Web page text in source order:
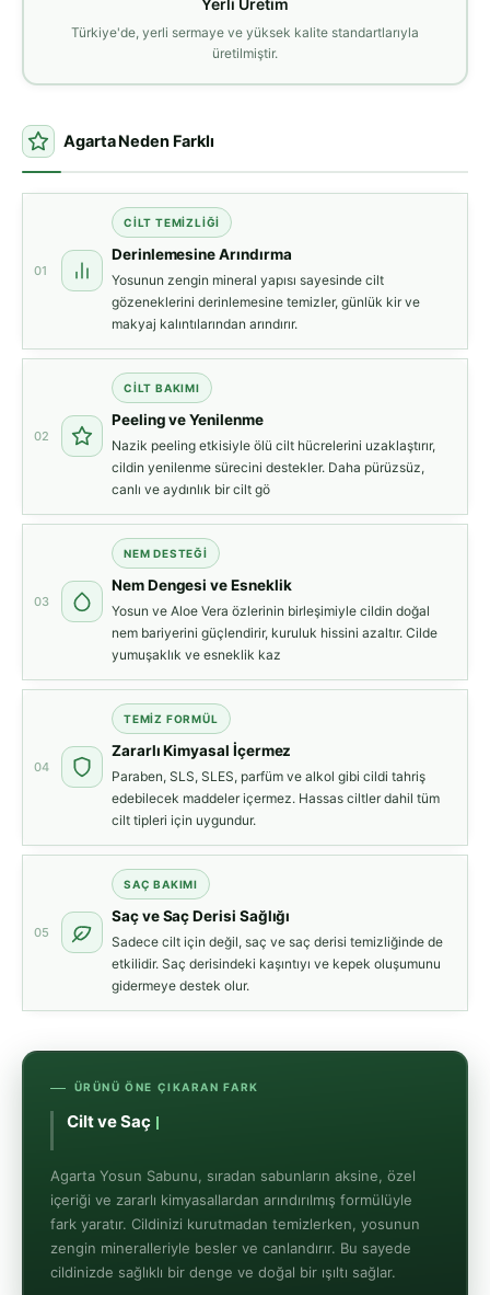
Yerli Üretim
Türkiye'de, yerli sermaye ve yüksek kalite standartlarıyla
üretilmiştir.
Agarta Neden Farklı
01
CILT TEMIZLIĞI
Derinlemesine Arındırma
Yosunun zengin mineral yapısı sayesinde cilt
gözeneklerini derinlemesine temizler, günlük kir ve
makyaj kalıntılarından arındırır.
02
CILT BAKIMI
Peeling ve Yenilenme
Nazik peeling etkisiyle ölü cilt hücrelerini uzaklaştırır,
cildin yenilenme sürecini destekler. Daha pürüzsüz,
canlı ve aydınlık bir cilt gö
03
NEM DESTEĞI
Nem Dengesi ve Esneklik
Yosun ve Aloe Vera özlerinin birleşimiyle cildin doğal
nem bariyerini güçlendirir, kuruluk hissini azaltır. Cilde
yumuşaklık ve esneklik kaz
04
TEMIZ FORMÜL
Zararlı Kimyasal İçermez
Paraben, SLS, SLES, parfüm ve alkol gibi cildi tahriş
edebilecek maddeler içermez. Hassas ciltler dahil tüm
cilt tipleri için uygundur.
05
SAÇ BAKIMI
Saç ve Saç Derisi Sağlığı
Sadece cilt için değil, saç ve saç derisi temizliğinde de
etkilidir. Saç derisindeki kaşıntıyı ve kepek oluşumunu
gidermeye destek olur.
ÜRÜNÜ ÖNE ÇIKARAN FARK
Cilt ve Saç İçin
Agarta Yosun Sabunu, sıradan sabunların aksine, özel
içeriği ve zararlı kimyasallardan arındırılmış formülüyle
fark yaratır. Cildinizi kurutmadan temizlerken, yosunun
zengin mineralleriyle besler ve canlandırır. Bu sayede
cildinizde sağlıklı bir denge ve doğal bir ışıltı sağlar.